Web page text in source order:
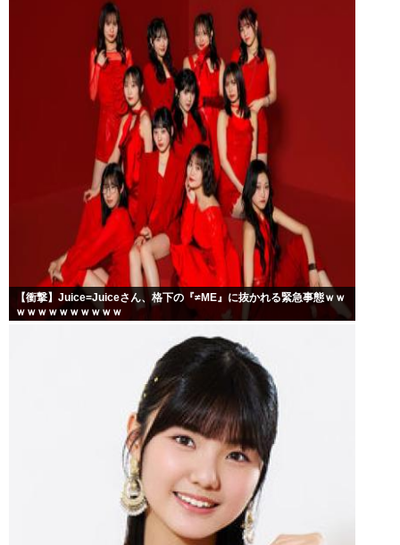
【衝撃】Juice=Juiceさん、格下の『≠ME』に抜かれる緊急事態ｗｗ
ｗｗｗｗｗｗｗｗｗｗ